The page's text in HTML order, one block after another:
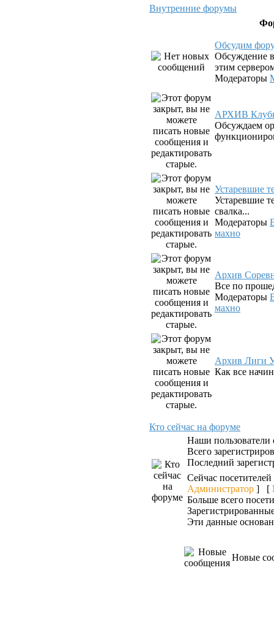
Внутренние форумы
Обсудим
Обсуждение
этим
Модераторы
АРХИВ
Обсуждаем
Устаревшие
Устаревшие
свалка...
Модераторы
махно
Архив
Все по
Модераторы
махно
Архив Лиги
Как все
Кто сейчас на форуме
Наши
Всего
Последний
Сейчас
Администратор ] [
Больше всего
Эти данные
Новые